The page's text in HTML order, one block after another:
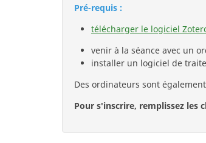
Pré-requis :
télécharger le logiciel
venir à la séance avec un
installer un logiciel de
Des ordinateurs sont
Pour s'inscrire, remplissez les